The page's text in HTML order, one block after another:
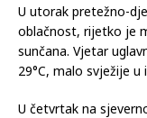
U utorak pretežno-
oblačnost, rijetko je
sunčana. Vjetar
29°C, malo svježije
U četvrtak na